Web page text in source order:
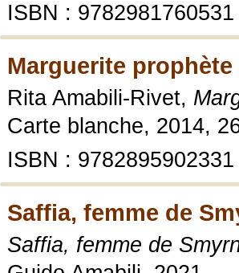
ISBN : 9782981760531
Marguerite prophète
Rita Amabili-Rivet,
Carte blanche, 2014,
ISBN : 9782895902331
Saffia, femme de
Saffia, femme de